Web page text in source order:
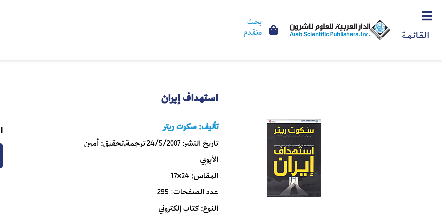
القائمة
بحث
متقدم
استهداف إيران
تأليف:سكوت ريتر
تاريخ النشر:24/5/2007ترجمة,تحقيق:أمين
الأيوبي
المقاس:24×17
عدد الصفحات:295
النوع:كتاب إلكتروني